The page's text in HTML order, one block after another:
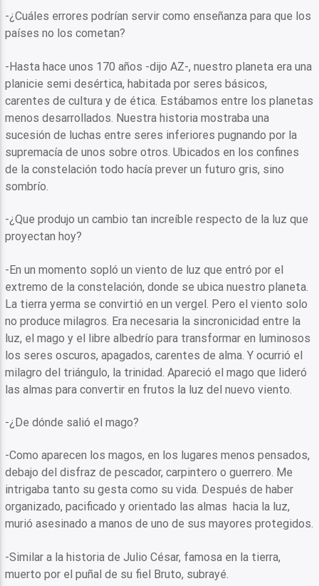
-¿Cuáles errores podrían servir como enseñanza para que los
países no los cometan?
-Hasta hace unos 170 años -dijo AZ-, nuestro planeta era una
planicie semi desértica, habitada por seres básicos,
carentes de cultura y de ética. Estábamos entre los planetas
menos desarrollados. Nuestra historia mostraba una
sucesión de luchas entre seres inferiores pugnando por la
supremacía de unos sobre otros. Ubicados en los confines
de la constelación todo hacía prever un futuro gris, sino
sombrío.
-¿Que produjo un cambio tan increíble respecto de la luz que
proyectan hoy?
-En un momento sopló un viento de luz que entró por el
extremo de la constelación, donde se ubica nuestro planeta.
La tierra yerma se convirtió en un vergel. Pero el viento solo
no produce milagros. Era necesaria la sincronicidad entre la
luz, el mago y el libre albedrío para transformar en luminosos
los seres oscuros, apagados, carentes de alma. Y ocurrió el
milagro del triángulo, la trinidad. Apareció el mago que lideró
las almas para convertir en frutos la luz del nuevo viento.
-¿De dónde salió el mago?
-Como aparecen los magos, en los lugares menos pensados,
debajo del disfraz de pescador, carpintero o guerrero. Me
intrigaba tanto su gesta como su vida. Después de haber
organizado, pacificado y orientado las almas hacia la luz,
murió asesinado a manos de uno de sus mayores protegidos.
-Similar a la historia de Julio César, famosa en la tierra,
muerto por el puñal de su fiel Bruto, subrayé.